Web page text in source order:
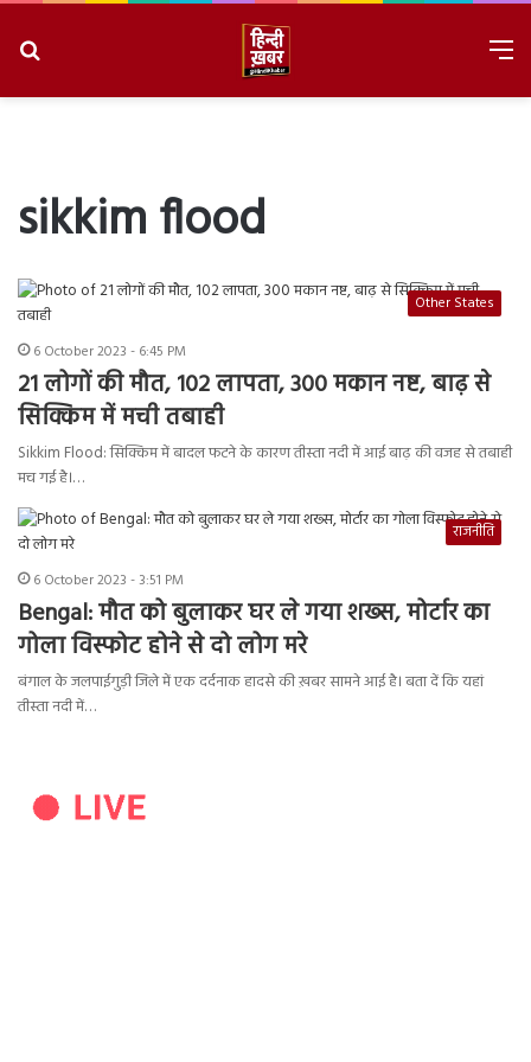
sikkim flood
Other States
6 October 2023 - 6:45 PM
21 लोगों की मौत, 102 लापता, 300 मकान नष्ट, बाढ़ से
सिक्किम में मची तबाही
Sikkim Flood: सिक्किम में बादल फटने के कारण तीस्ता नदी में आई बाढ़ की वजह से तबाही
मच गई है।…
राजनीति
6 October 2023 - 3:51 PM
Bengal: मौत को बुलाकर घर ले गया शख्स, मोर्टार का
गोला विस्फोट होने से दो लोग मरे
बंगाल के जलपाईगुड़ी जिले में एक दर्दनाक हादसे की ख़बर सामने आई है। बता दें कि यहां
तीस्ता नदी में…